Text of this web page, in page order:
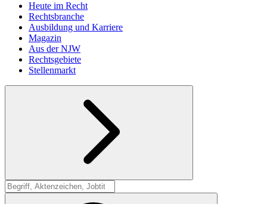
Heute im Recht
Rechtsbranche
Ausbildung und Karriere
Magazin
Aus der NJW
Rechtsgebiete
Stellenmarkt
Suche